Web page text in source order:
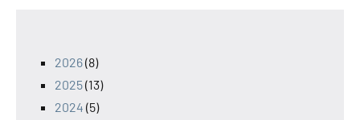
2026(8)
2025(13)
2024 (5)